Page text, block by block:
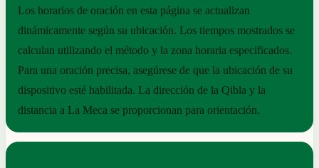
Los horarios de oración en esta página se actualizan
dinámicamente según su ubicación. Los tiempos mostrados se
calculan utilizando el método y la zona horaria especificados.
Para una oración precisa, asegúrese de que la ubicación de su
dispositivo esté habilitada. La dirección de la Qibla y la
distancia a La Meca se proporcionan para orientación.